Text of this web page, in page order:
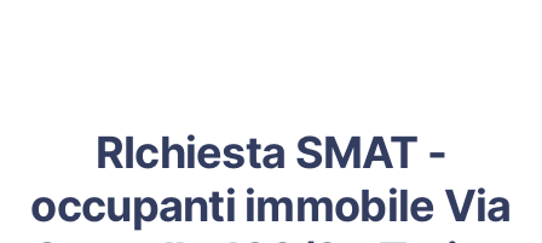
RIchiesta SMAT -
occupanti immobile Via